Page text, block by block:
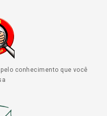
conhecimento que você